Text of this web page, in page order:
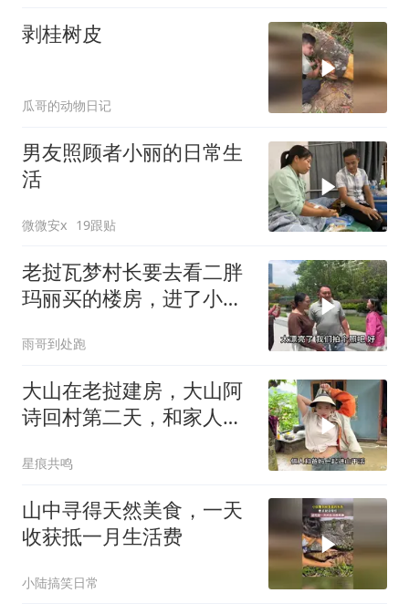
剥桂树皮
瓜哥的动物日记
男友照顾者小丽的日常生
活
微微安x 19跟贴
老挝瓦梦村长要去看二胖
玛丽买的楼房，进了小区
雨哥到处跑
大山在老挝建房，大山阿
诗回村第二天，和家人一
星痕共鸣
山中寻得天然美食，一天
收获抵一月生活费
小陆搞笑日常